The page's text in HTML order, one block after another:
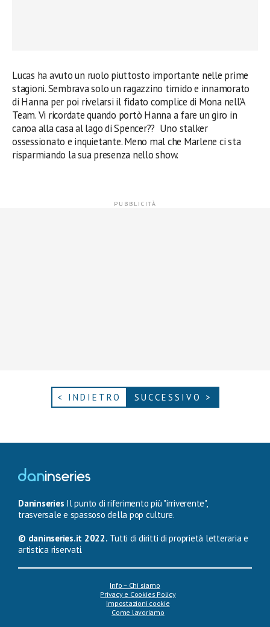
Lucas ha avuto un ruolo piuttosto importante nelle prime
stagioni. Sembrava solo un ragazzino timido e innamorato
di Hanna per poi rivelarsi il fidato complice di Mona nell’A
Team. Vi ricordate quando portò Hanna a fare un giro in
canoa alla casa al lago di Spencer?? Uno stalker
ossessionato e inquietante. Meno mal che Marlene ci sta
risparmiando la sua presenza nello show.
< INDIETRO SUCCESSIVO >
Daninseries Il punto di riferimento più "irriverente",
trasversale e spassoso della pop culture.
© daninseries.it 2022. Tutti di diritti di proprietà letteraria e
artistica riservati.
Info – Chi siamo
Privacy e Cookies Policy
Impostazioni cookie
Come lavoriamo